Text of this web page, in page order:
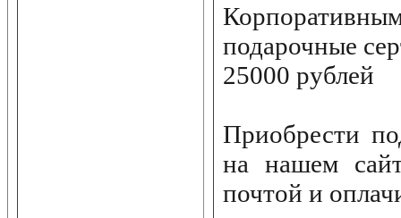
подарочные
25000 рублей
Приобрести
на нашем
почтой и